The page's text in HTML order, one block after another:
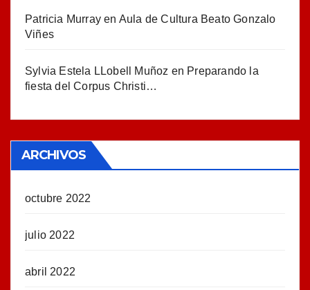
Patricia Murray en Aula de Cultura Beato Gonzalo
Viñes
Sylvia Estela LLobell Muñoz en Preparando la
fiesta del Corpus Christi…
ARCHIVOS
octubre 2022
julio 2022
abril 2022